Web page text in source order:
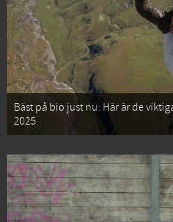
Bäst på bio just nu: Här är de
2025